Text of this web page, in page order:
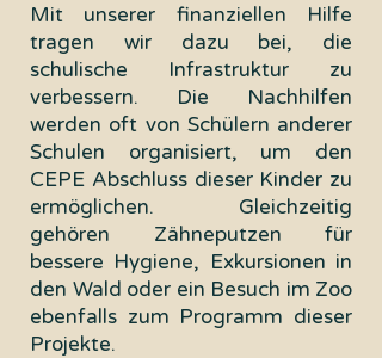
Mit unserer finanziellen Hilfe
tragen wir dazu bei, die
schulische Infrastruktur zu
verbessern. Die Nachhilfen
werden oft von Schülern anderer
Schulen organisiert, um den
CEPE Abschluss dieser Kinder zu
ermöglichen. Gleichzeitig
gehören Zähneputzen für
bessere Hygiene, Exkursionen in
den Wald oder ein Besuch im Zoo
ebenfalls zum Programm dieser
Projekte.